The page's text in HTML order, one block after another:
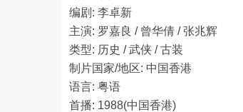
编剧: 李卓新
主演: 罗嘉良 / 曾华倩 / 张兆辉
类型: 历史 / 武侠 / 古装
制片国家/地区: 中国香港
语言: 粤语
首播: 1988(中国香港)